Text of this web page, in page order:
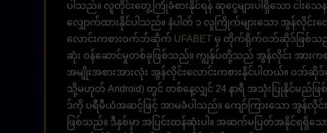
ပါသည်။ လူတိုင်းတွေ့ကြုံခံစားနိုင်ရန် ဆုငွေများပါရှိသော ငါး
လျှောက်ထားနိုင်ပါသည်။ နံပါတ် ၁ လူကြိုက်များသော အွန်လိုင်
လောင်းကစားဝက်ဘ်ဆိုက် UFABET မှ တိုက်ရိုက်ဝဘ်ဆိုဒ်ဖြစ်သည်။
ဆုံး ဝန်ဆောင်မှုတစ်ခုဖြစ်သည်။ ကျွန်ုပ်တို့သည် အွန်လိုင်း အားကစာ
အမျိုးအစားအားလုံး အွန်လိုင်းလောင်းကစားနိုင်ပါတယ်။ ဝဘ်ဆိုဒ်
သို့မဟုတ် Android) တွင် တစ်နေ့လျှင် 24 နာရီ အသုံးပြုနိုင်မည်
ဒ်ကို ပရီမီယံအဆင့်ဖြင့် အာမခံပါသည်။ ကျော်ကြားသော အွန်လို
ဖြစ်သည်။ ဒီနှစ်မှာ အပြင်းထန်ဆုံးပါ။ အဆက်မပြတ်အနိုင်ရရှိသ